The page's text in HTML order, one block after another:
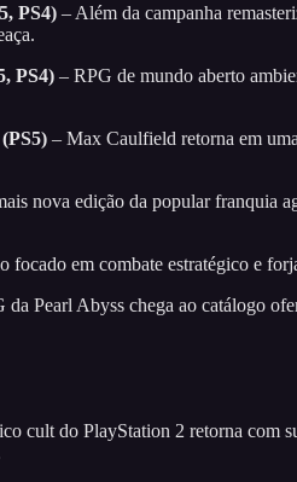
PS4) – Além da campanha
PS4) – RPG de mundo aberto
– Max Caulfield retorna em
nova edição da popular franquia
focado em combate estratégico e
Pearl Abyss chega ao catálogo
cult do PlayStation 2 retorna com